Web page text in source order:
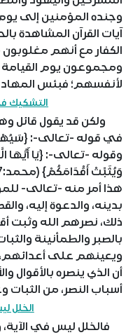
وجنده المؤمنين إلى
آيات القرآن المشاهدة
الكفار مع أنهم
ومجموعون يوم القيامة
لأنفسهم؛ فبئس
التشكيك
ولكن قد يقول قائل
وقوله -تعالى-: {يَا أَيُّهَا
هذا أمر منه -تعالى-
بدينه، والدعوة إليه،
ذلك، نصرهم الله وثبت
بالصبر والطمأنينة
ويعينهم على
أن الذي ينصره بالأقوال
أسباب النصر، من الثبات
الخلل
فالخلل ليس في الآية،